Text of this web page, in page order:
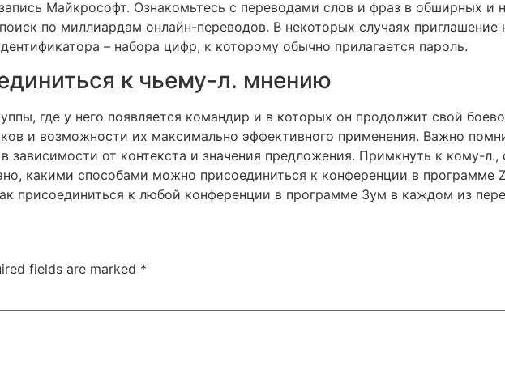
Майкрософт. Ознакомьтесь с переводами слов и фраз в обширных и
по миллиардам онлайн-переводов. В некоторых случаях приглашение
– набора цифр, к которому обычно прилагается пароль.
к чьему-л. мнению
где у него появляется командир и в которых он продолжит свой
и возможности их максимально эффективного применения. Важно
зависимости от контекста и значения предложения. Примкнуть к кому-л.,
какими способами можно присоединиться к конференции в программе
присоединиться к любой конференции в программе Зум в каждом из
fields are marked *